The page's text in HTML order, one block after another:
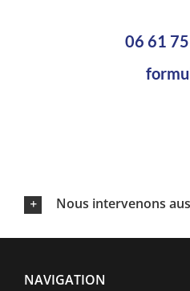
06 61
Nous intervenons
NAVIGATION